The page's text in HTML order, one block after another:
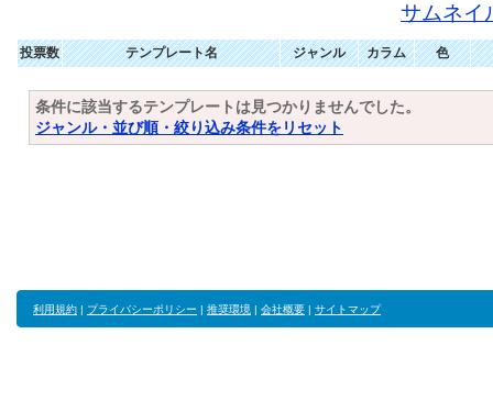
サムネイ
投票数 テンプレート名 ジャンル カラム 色
条件に該当するテンプレートは見つかりませんでした。
ジャンル・並び順・絞り込み条件をリセット
利用規約 | プライバシーポリシー | 推奨環境 | 会社概要 | サイトマップ